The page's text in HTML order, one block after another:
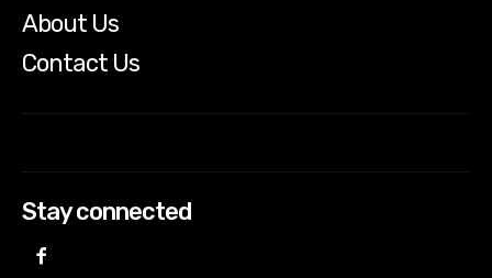
About Us
Contact Us
Stay connected